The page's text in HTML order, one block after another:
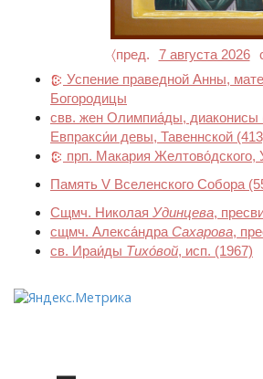
〈пред. 7 августа 2026
Успение праведной Анны,
Богородицы
свв. жен Олимпиа́ды, диаконисы
Евпракси́и девы, Тавеннской
прп. Макария Желтово́дского,
Память V Вселенского Собора
Сщмч. Николая Удинцева,
сщмч. Алекса́ндра Сахарова,
св. Ираи́ды Тихо́вой, исп. (1967)